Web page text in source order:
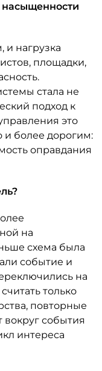
насыщенности
и нагрузка
площадки,
стала не
подход к
это
и более дорогим:
оправдания
на
схема была
событие и
на
только
повторные
вокруг события
интереса